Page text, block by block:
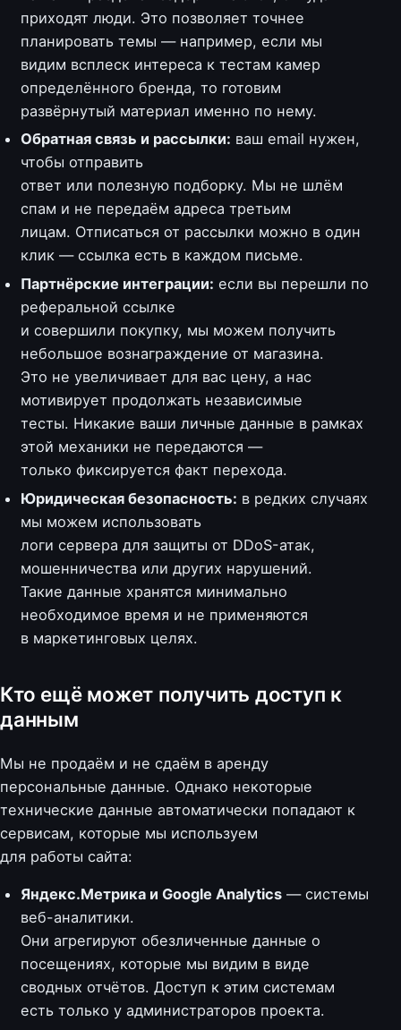
приходят люди. Это позволяет точнее
планировать темы — например, если мы
видим всплеск интереса к тестам камер
определённого бренда, то готовим
развёрнутый материал именно по нему.
Обратная связь и рассылки: ваш email нужен,
чтобы отправить
ответ или полезную подборку. Мы не шлём
спам и не передаём адреса третьим
лицам. Отписаться от рассылки можно в один
клик — ссылка есть в каждом письме.
Партнёрские интеграции: если вы перешли по
реферальной ссылке
и совершили покупку, мы можем получить
небольшое вознаграждение от магазина.
Это не увеличивает для вас цену, а нас
мотивирует продолжать независимые
тесты. Никакие ваши личные данные в рамках
этой механики не передаются —
только фиксируется факт перехода.
Юридическая безопасность: в редких случаях
мы можем использовать
логи сервера для защиты от DDoS-атак,
мошенничества или других нарушений.
Такие данные хранятся минимально
необходимое время и не применяются
в маркетинговых целях.
Кто ещё может получить доступ к
данным
Мы не продаём и не сдаём в аренду
персональные данные. Однако некоторые
технические данные автоматически попадают к
сервисам, которые мы используем
для работы сайта:
Яндекс.Метрика и Google Analytics— системы
веб-аналитики.
Они агрегируют обезличенные данные о
посещениях, которые мы видим в виде
сводных отчётов. Доступ к этим системам
есть только у администраторов проекта.